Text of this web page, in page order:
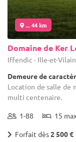
... 44 km
Domaine de Ker
Iffendic - Ille-et-
Demeure de
Location de salle de
multi centenaire.
1-88 15
Forfait dès2 500 €